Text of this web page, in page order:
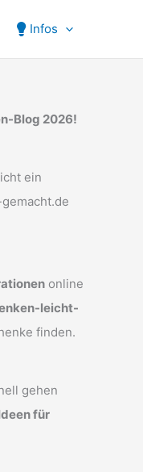
Infos
Blog 2026!
online
leicht-
finden.
gehen
für